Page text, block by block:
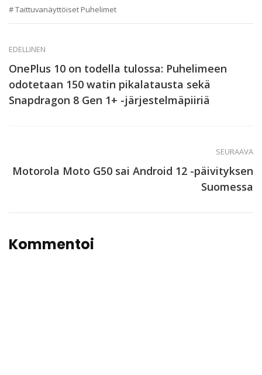
Taittuvanäyttöiset Puhelimet
EDELLINEN
OnePlus 10 on todella tulossa: Puhelimeen
odotetaan 150 watin pikalatausta sekä
Snapdragon 8 Gen 1+ -järjestelmäpiiriä
SEURAAVA
Motorola Moto G50 sai Android 12 -päivityksen
Suomessa
Kommentoi